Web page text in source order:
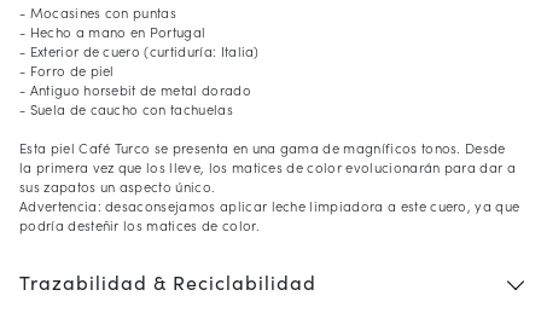
- Mocasines con puntas
- Hecho a mano en Portugal
- Exterior de cuero (curtiduría: Italia)
- Forro de piel
- Antiguo horsebit de metal dorado
- Suela de caucho con tachuelas
Esta piel Café Turco se presenta en una gama de magníficos tonos. Desde
la primera vez que los lleve, los matices de color evolucionarán para dar a
sus zapatos un aspecto único.
Advertencia: desaconsejamos aplicar leche limpiadora a este cuero, ya que
podría desteñir los matices de color.
Trazabilidad & Reciclabilidad
10% DE DESCUENTO*